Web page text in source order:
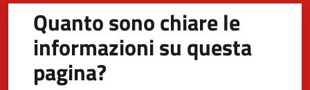
Quanto sono chiare le
informazioni su questa
pagina?